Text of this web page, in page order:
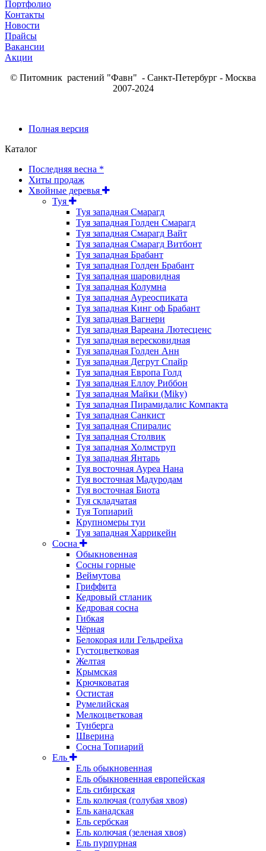
Портфолио
Контакты
Новости
Прайсы
Вакансии
Акции
© Питомник растений "Фавн" - Санкт-Петербург - Москва
2007-2024
Полная версия
Каталог
Последняя весна *
Хиты продаж
Хвойные деревья
Туя
Туя западная Смарагд
Туя западная Голден Смарагд
Туя западная Смарагд Вайт
Туя западная Смарагд Витбонт
Туя западная Брабант
Туя западная Голден Брабант
Туя западная шаровидная
Туя западная Колумна
Туя западная Ауреоспиката
Туя западная Кинг оф Брабант
Туя западная Вагнери
Туя западная Вареана Лютесценс
Туя западная вересковидная
Туя западная Голден Анн
Туя западная Дегрут Спайр
Туя западная Европа Голд
Туя западная Еллоу Риббон
Туя западная Майки (Miky)
Туя западная Пирамидалис Компакта
Туя западная Санкист
Туя западная Спиралис
Туя западная Столвик
Туя западная Холмструп
Туя западная Янтарь
Туя восточная Ауреа Нана
Туя восточная Мадуродам
Туя восточная Биота
Туя складчатая
Туя Топиарий
Крупномеры туи
Туя западная Харрикейн
Сосна
Обыкновенная
Сосны горные
Веймутова
Гриффита
Кедровый стланик
Кедровая сосна
Гибкая
Чёрная
Белокорая или Гельдрейха
Густоцветковая
Желтая
Крымская
Крючковатая
Остистая
Румелийская
Мелкоцветковая
Тунберга
Шверина
Сосна Топиарий
Ель
Ель обыкновенная
Ель обыкновенная европейская
Ель сибирская
Ель колючая (голубая хвоя)
Ель канадская
Ель сербская
Ель колючая (зеленая хвоя)
Ель пурпурная